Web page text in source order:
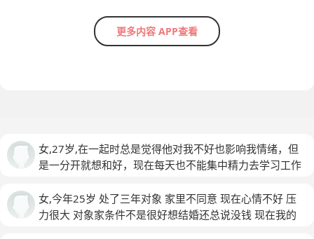
更多内容 APP查看
女,27岁,在一起时总是觉得他对我不好也影响我情绪，但
是一分开就想和好，现在每天也不能集中精力去学习工作
女,今年25岁 处了三年对象 家里不同意 现在心情不好 压
力很大 对象家条件不是很好想结婚还总说没钱 现在我的